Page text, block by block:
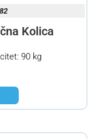
Kolica
90 kg